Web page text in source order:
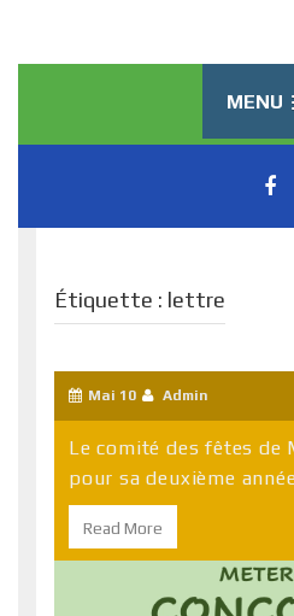
MENU
Étiquette : lettre
Mai 10 Admin
Le comité des fêtes de
pour sa deuxième
Read More